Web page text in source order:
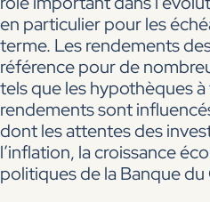
en particulier pour les
terme. Les rendements
référence pour de
tels que les hypothèques à
rendements sont
dont les attentes des
l’inflation, la croissance
politiques de la Banque du